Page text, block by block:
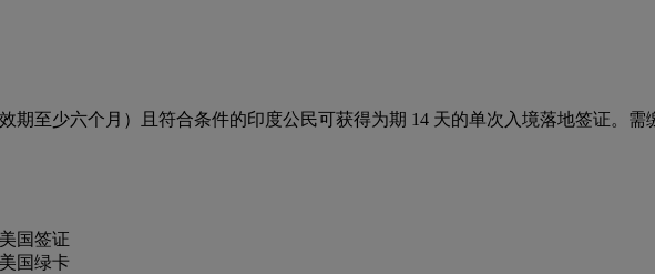
期至少六个月）且符合条件的印度公民可获得为期 14 天的单次入境落地签证。需
国签证
国绿卡